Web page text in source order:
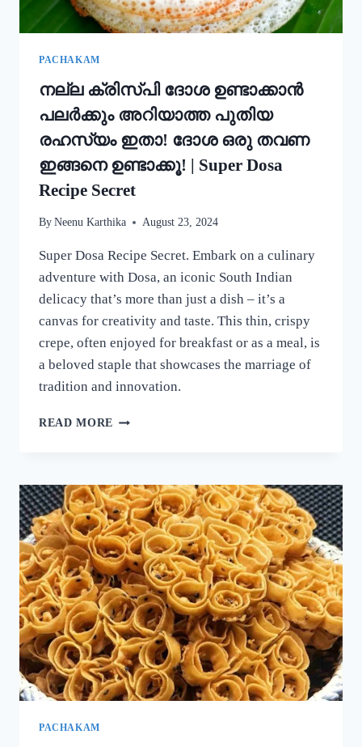
കറി
റെഡി!!
CURRY
RECIPE
PACHAKAM
നല്ല ക്രിസ്‌പി ദോശ ഉണ്ടാക്കാൻ
പലർക്കും അറിയാത്ത പുതിയ
രഹസ്യം ഇതാ! ദോശ ഒരു തവണ
ഇങ്ങനെ ഉണ്ടാക്കൂ! | Super Dosa
Recipe Secret
By Neenu Karthika August 23, 2024
Super Dosa Recipe Secret. Embark on a culinary
adventure with Dosa, an iconic South Indian
delicacy that’s more than just a dish – it’s a
canvas for creativity and taste. This thin, crispy
crepe, often enjoyed for breakfast or as a meal, is
a beloved staple that showcases the marriage of
tradition and innovation.
READ MORE നല്ല
പലർക്കും
അറിയാത്ത
പുതിയ
രഹസ്യം
ഇതാ!
ദോശ
ഒരു
തവണ
ഇങ്ങനെ
ഉണ്ടാക്കൂ!
|
SUPER
DOSA
PACHAKAM